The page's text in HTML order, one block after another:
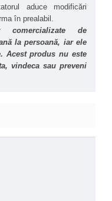
aduce modificări
în prealabil.
comercializate de
la persoană, iar ele
Acest produs nu este
vindeca sau preveni